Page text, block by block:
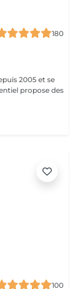
180
2005 et se
100